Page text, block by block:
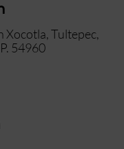
Xocotla, Tultepec,
54960